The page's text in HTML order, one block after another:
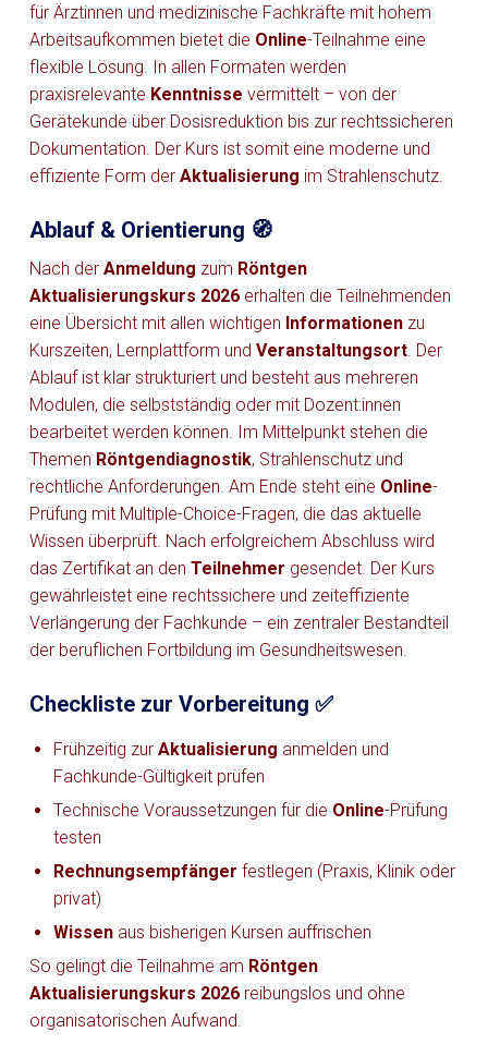
für Ärztinnen und medizinische Fachkräfte mit hohem
Arbeitsaufkommen bietet die Online-Teilnahme eine
flexible Lösung. In allen Formaten werden
praxisrelevante Kenntnisse vermittelt – von der
Gerätekunde über Dosisreduktion bis zur rechtssicheren
Dokumentation. Der Kurs ist somit eine moderne und
effiziente Form der Aktualisierung im Strahlenschutz.
Ablauf & Orientierung 🧭
Nach der Anmeldung zum Röntgen
Aktualisierungskurs 2026 erhalten die Teilnehmenden
eine Übersicht mit allen wichtigen Informationen zu
Kurszeiten, Lernplattform und Veranstaltungsort . Der
Ablauf ist klar strukturiert und besteht aus mehreren
Modulen, die selbstständig oder mit Dozent:innen
bearbeitet werden können. Im Mittelpunkt stehen die
Themen Röntgendiagnostik, Strahlenschutz und
rechtliche Anforderungen. Am Ende steht eine Online-
Prüfung mit Multiple-Choice-Fragen, die das aktuelle
Wissen überprüft. Nach erfolgreichem Abschluss wird
das Zertifikat an den Teilnehmer gesendet. Der Kurs
gewährleistet eine rechtssichere und zeiteffiziente
Verlängerung der Fachkunde – ein zentraler Bestandteil
der beruflichen Fortbildung im Gesundheitswesen.
Checkliste zur Vorbereitung ✅
Frühzeitig zur Aktualisierung anmelden und
Fachkunde-Gültigkeit prüfen
Technische Voraussetzungen für die Online-Prüfung
testen
Rechnungsempfänger festlegen (Praxis, Klinik oder
privat)
Wissen aus bisherigen Kursen auffrischen
So gelingt die Teilnahme am Röntgen
Aktualisierungskurs 2026 reibungslos und ohne
organisatorischen Aufwand.